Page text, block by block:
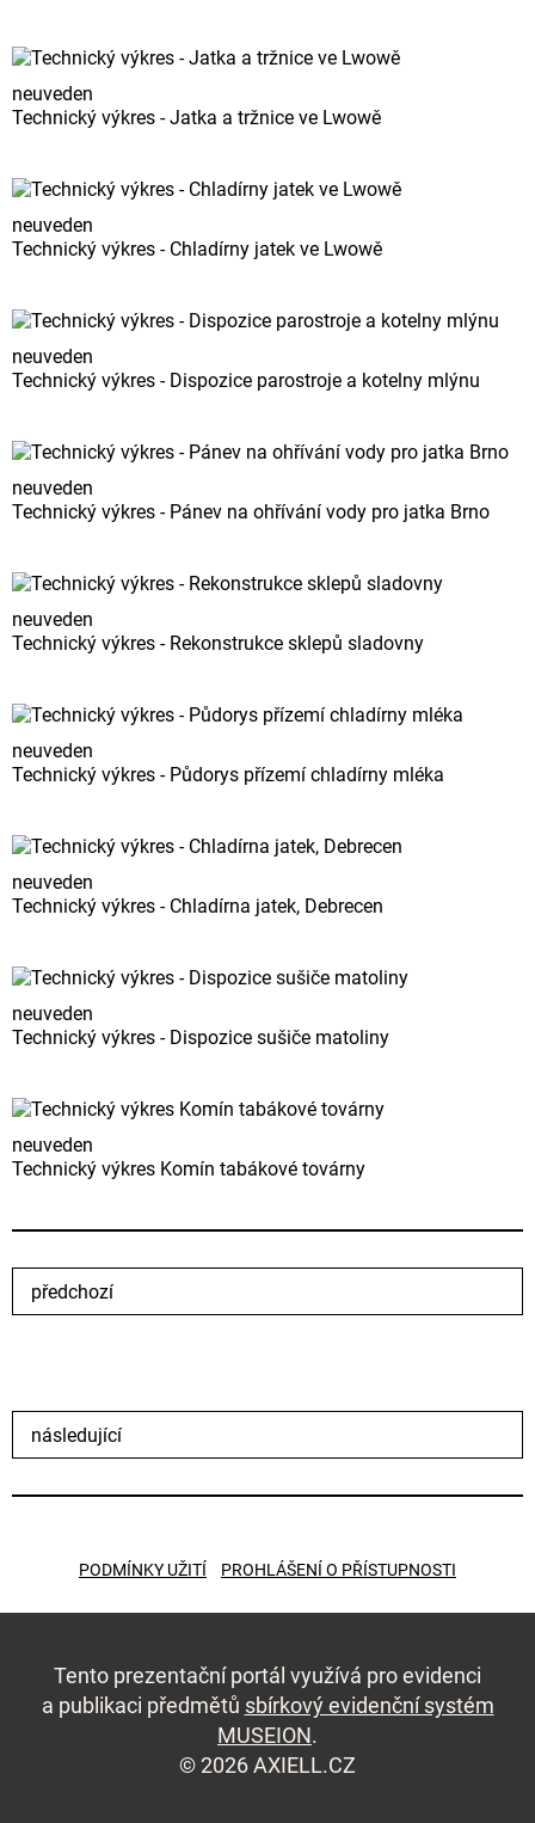
neuveden
Technický výkres - Jatka a tržnice ve Lwowě
neuveden
Technický výkres - Chladírny jatek ve Lwowě
neuveden
Technický výkres - Dispozice parostroje a kotelny mlýnu
neuveden
Technický výkres - Pánev na ohřívání vody pro jatka Brno
neuveden
Technický výkres - Rekonstrukce sklepů sladovny
neuveden
Technický výkres - Půdorys přízemí chladírny mléka
neuveden
Technický výkres - Chladírna jatek, Debrecen
neuveden
Technický výkres - Dispozice sušiče matoliny
neuveden
Technický výkres Komín tabákové továrny
předchozí
následující
PODMÍNKY UŽITÍ PROHLÁŠENÍ O PŘÍSTUPNOSTI
Tento prezentační portál využívá pro evidenci
a publikaci předmětů sbírkový evidenční systém
MUSEION.
© 2026 AXIELL.CZ